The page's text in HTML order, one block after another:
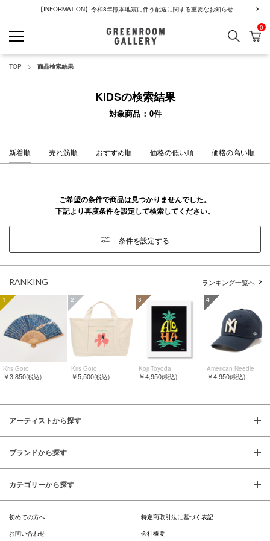
【INFORMATION】令和8年熊本地震に伴う配送に関する重要なお知らせ
検索 カ
0
TOP 商品検索結果
KIDSの検索結果
対象商品 0件
新着順 売れ筋順 おすすめ順 価格の低い順 価格の高い順
ご希望の条件で商品は見つかりませんでした。
下記より再度条件を設定して検索してください。
条件を設定する
RANKING ランキング一覧へ
1
Kris Goto
￥3,850(税込)
2
Kris Goto
￥5,500(税込)
3
Koji Toyoda
￥4,950(税込)
4
American Needle
￥4,950(税込)
アーティストから探す
ブランドから探す
カテゴリーから探す
初めての方へ
特定商取引法に基づく表記
お問い合わせ
会社概要